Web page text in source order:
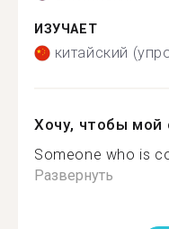
ИЗУЧАЕТ
китайский
Хочу, чтобы мой
Someone who is
Развернуть